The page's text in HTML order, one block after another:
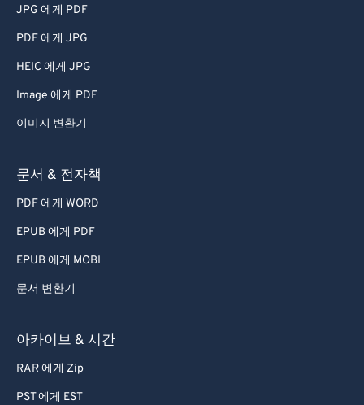
JPG 에게 PDF
PDF 에게 JPG
HEIC 에게 JPG
Image 에게 PDF
이미지 변환기
문서 & 전자책
PDF 에게 WORD
EPUB 에게 PDF
EPUB 에게 MOBI
문서 변환기
아카이브 & 시간
RAR 에게 Zip
PST 에게 EST